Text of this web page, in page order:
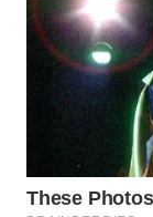
TANGERANG
WN
BINJAI
WN
CIREBON